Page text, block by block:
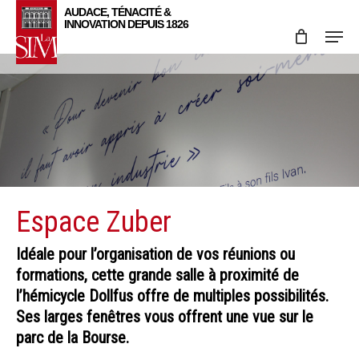
Skip
main
content
Menu
Espace Zuber
Idéale pour l’organisation de vos réunions ou
formations, cette grande salle à proximité de
l’hémicycle Dollfus offre de multiples possibilités.
Ses larges fenêtres vous offrent une vue sur le
parc de la Bourse.